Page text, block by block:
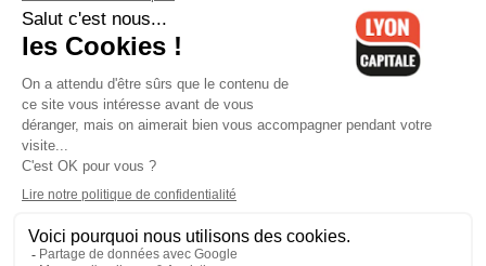
Contactez-nous-Mentions légales-CGV-Politique de